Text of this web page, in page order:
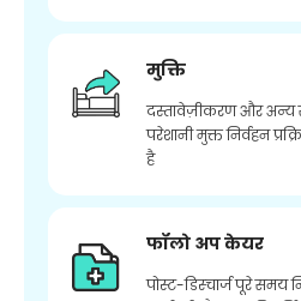
मुक्ति
दस्तावेज़ीकरण और अन्य
परेशानी मुक्त निर्वहन
है
फॉलो अप केयर
पोस्ट-डिस्चार्ज पूरे समय